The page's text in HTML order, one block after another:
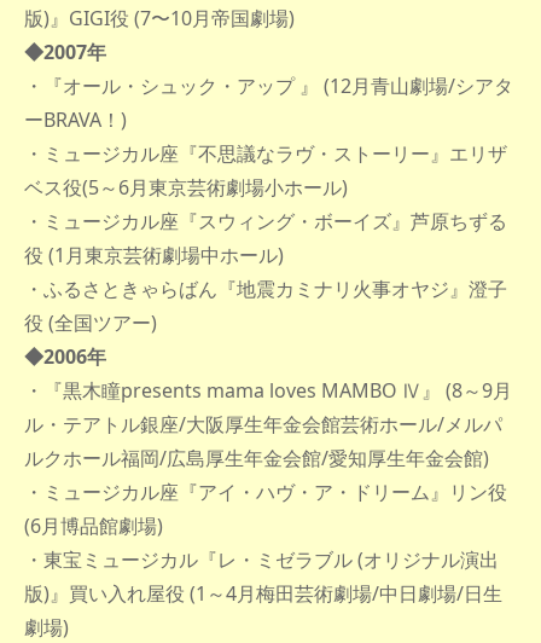
版)』GIGI役 (7〜10月帝国劇場)
◆2007年
・『オール・シュック・アップ 』 (12月青山劇場/シアタ
ーBRAVA！)
・ミュージカル座『不思議なラヴ・ストーリー』エリザ
ベス役(5～6月東京芸術劇場小ホール)
・ミュージカル座『スウィング・ボーイズ』芦原ちずる
役 (1月東京芸術劇場中ホール)
・ふるさときゃらばん『地震カミナリ火事オヤジ』澄子
役 (全国ツアー)
◆2006年
・『黒木瞳presents mama loves MAMBO Ⅳ』 (8～9月
ル・テアトル銀座/大阪厚生年金会館芸術ホール/メルパ
ルクホール福岡/広島厚生年金会館/愛知厚生年金会館)
・ミュージカル座『アイ・ハヴ・ア・ドリーム』リン役
(6月博品館劇場)
・東宝ミュージカル『レ・ミゼラブル (オリジナル演出
版)』買い入れ屋役 (1～4月梅田芸術劇場/中日劇場/日生
劇場)